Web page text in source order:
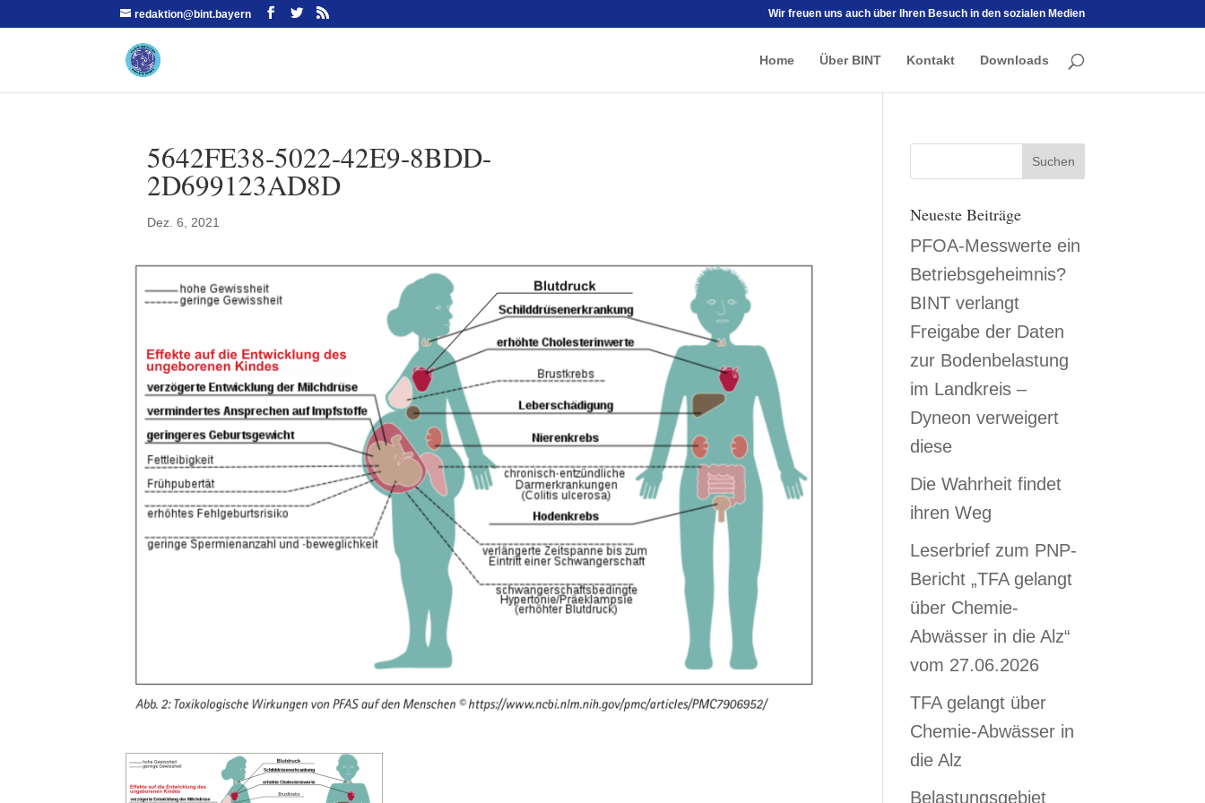
redaktion@bint.bayern Wir freuen uns auch über Ihren Besuch in den sozialen Medien
Home Über BINT Kontakt Downloads
5642FE38-5022-42E9-8BDD-
2D699123AD8D
Dez. 6, 2021 Neueste Beiträge
PFOA-Messwerte ein
Betriebsgeheimnis?
BINT verlangt
Freigabe der Daten
zur Bodenbelastung
im Landkreis –
Dyneon verweigert
diese
Die Wahrheit findet
ihren Weg
Leserbrief zum PNP-
Bericht „TFA gelangt
über Chemie-
Abwässer in die Alz“
vom 27.06.2026
TFA gelangt über
Chemie-Abwässer in
die Alz
Belastungsgebiet